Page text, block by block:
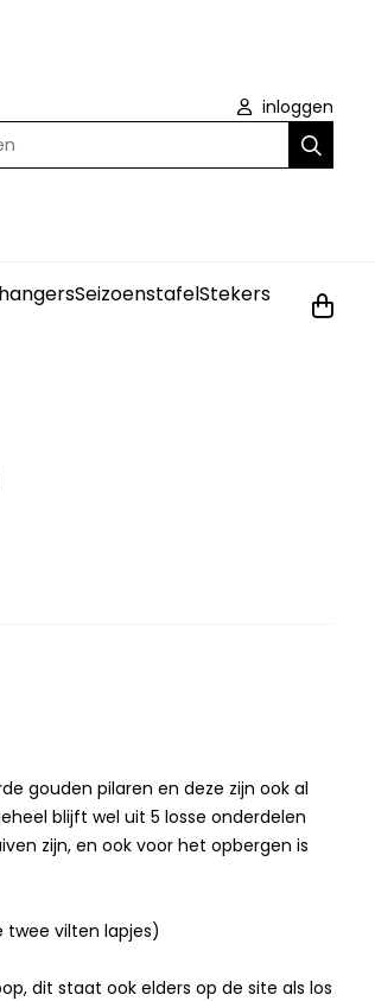
inloggen
SeizoenstafelStekers
gouden pilaren en deze zijn ook al
blijft wel uit 5 losse onderdelen
zijn, en ook voor het opbergen is
twee vilten lapjes)
dit staat ook elders op de site als los